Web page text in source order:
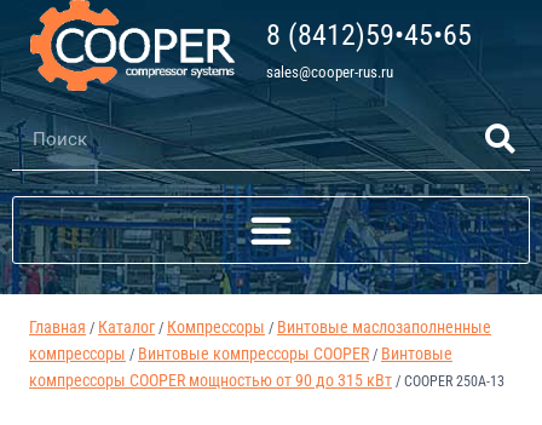
8 (8412)59•45•65
sales@cooper-rus.ru
Главная / Каталог / Компрессоры / Винтовые маслозаполненные
компрессоры / Винтовые компрессоры COOPER / Винтовые
компрессоры COOPER мощностью от 90 до 315 кВт / COOPER 250A-13